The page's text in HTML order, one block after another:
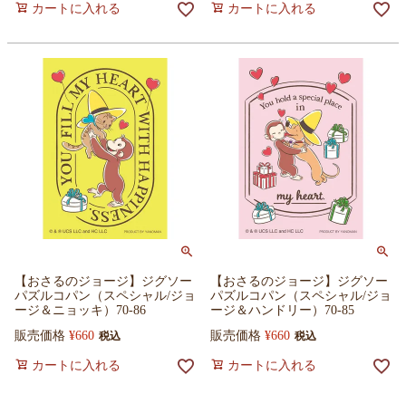
カートに入れる カートに入れる
【おさるのジョージ】ジグソー
パズルコパン（スペシャル/ジョ
ージ＆ニョッキ）70-86
販売価格 ¥660 税込
カートに入れる
【おさるのジョージ】ジグソー
パズルコパン（スペシャル/ジョ
ージ＆ハンドリー）70-85
販売価格 ¥660 税込
カートに入れる